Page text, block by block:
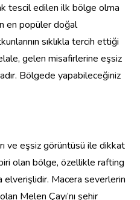
tescil edilen ilk bölge olma
en popüler doğal
sıklıkla tercih ettiği
gelen misafirlerine eşsiz
Bölgede yapabileceğiniz
ve eşsiz görüntüsü ile dikkat
olan bölge, özellikle rafting
elverişlidir. Macera severlerin
Melen Çayı’nı şehir